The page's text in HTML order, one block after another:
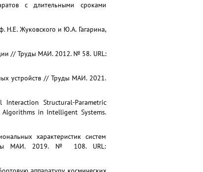
с длительными сроками
Н.Е. Жуковского и Ю.А. Гагарина,
// Труды МАИ. 2012. № 58. URL:
устройств // Труды МАИ. 2021.
Interaction Structural-Parametric
in Intelligent Systems.
характеристик систем
МАИ. 2019. № 108. URL: